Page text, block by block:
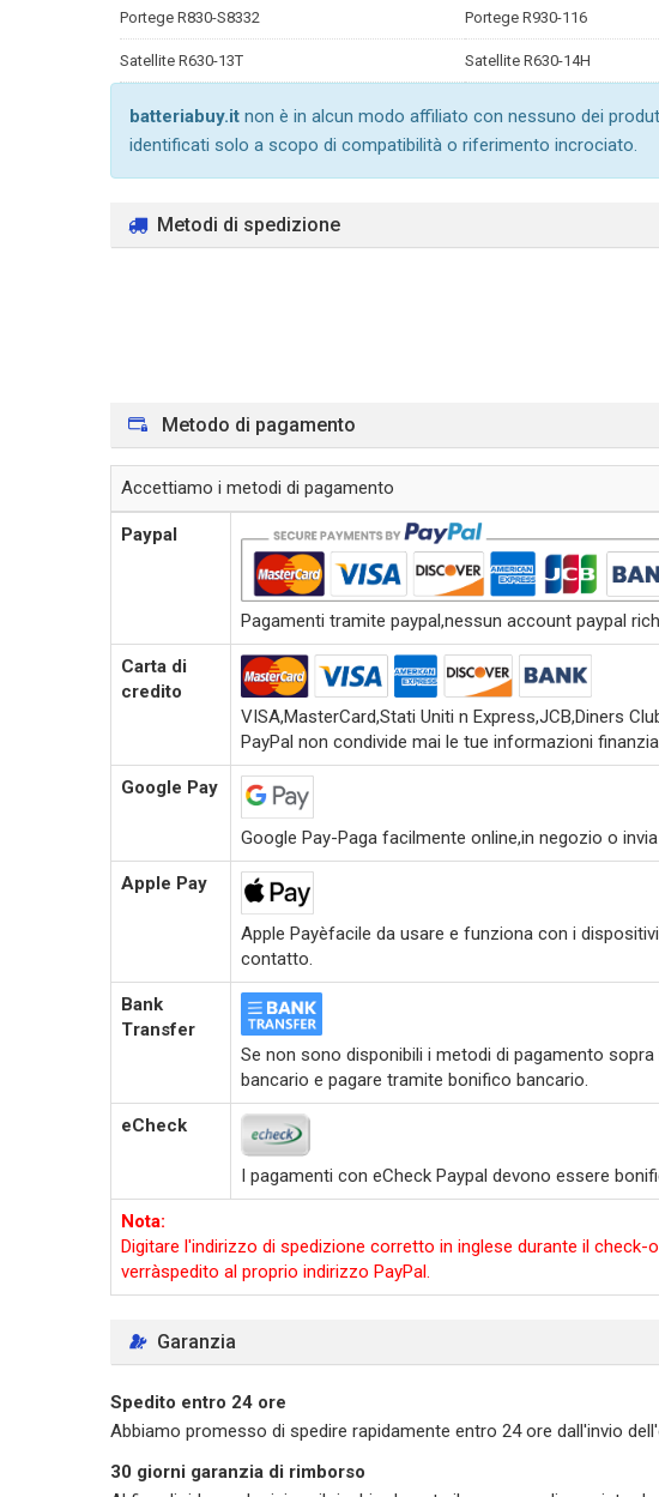
Portege R830-S8332 Portege R930-116
Satellite R630-13T Satellite R630-14H
batteriabuy.it non è in alcun modo affiliato con nessuno dei
identificati solo a scopo di compatibilità o riferimento incrociato.
Metodi di spedizione
Metodo di pagamento
Accettiamo i metodi di pagamento
Paypal
Pagamenti tramite paypal,nessun account paypal
Carta di
credito
VISA,MasterCard,Stati Uniti n Express,JCB,Diners
PayPal non condivide mai le tue informazioni
Google Pay
Google Pay-Paga facilmente online,in negozio o
Apple Pay
Apple Payèfacile da usare e funziona con i
contatto.
Bank
Transfer
Se non sono disponibili i metodi di pagamento
bancario e pagare tramite bonifico bancario.
eCheck
I pagamenti con eCheck Paypal devono essere
Nota:
Digitare l'indirizzo di spedizione corretto in inglese durante il
verràspedito al proprio indirizzo PayPal.
Garanzia
Spedito entro 24 ore
Abbiamo promesso di spedire rapidamente entro 24 ore dall'invio
30 giorni garanzia di rimborso